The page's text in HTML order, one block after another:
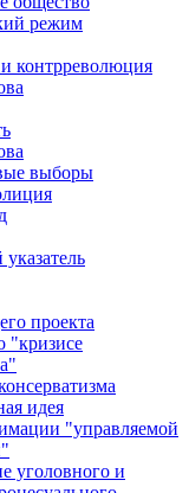
режим
контрреволюция
выборы
проекта
"кризисе
идея
"управляемой
уголовного и